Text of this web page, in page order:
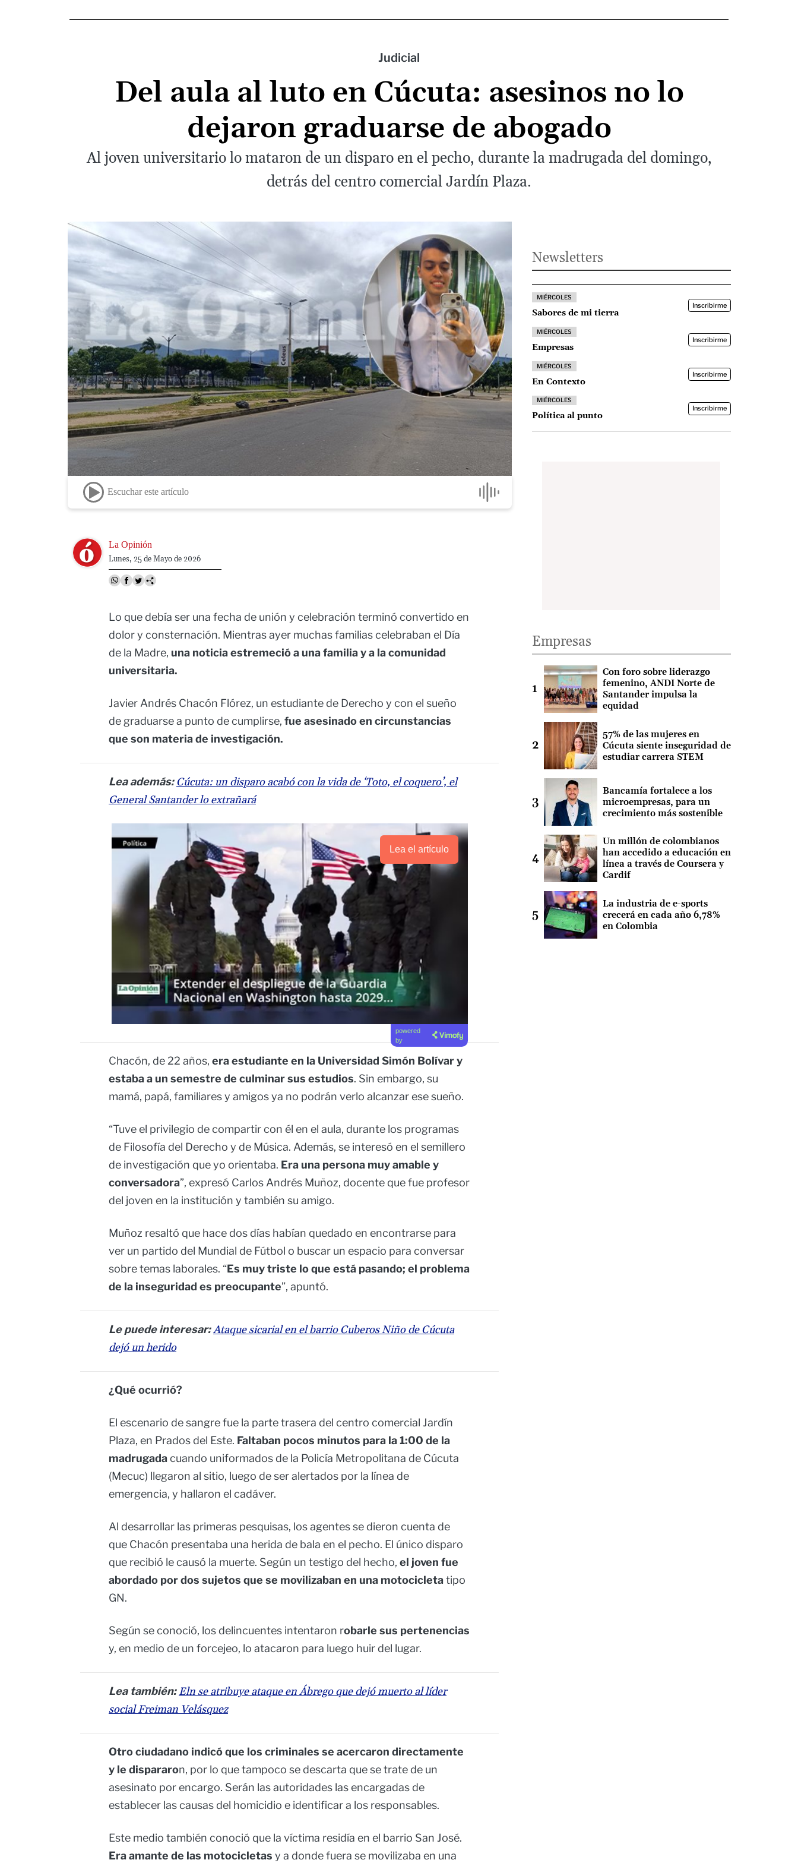
Judicial
Del aula al luto en Cúcuta: asesinos no lo
dejaron graduarse de abogado
Al joven universitario lo mataron de un disparo en el pecho, durante la madrugada del domingo,
detrás del centro comercial Jardín Plaza.
Escuchar este artículo
Image La Opinión
Lunes, 25 de Mayo de 2026
Lo que debía ser una fecha de unión y celebración terminó convertido en
dolor y consternación. Mientras ayer muchas familias celebraban el Día
de la Madre, una noticia estremeció a una familia y a la comunidad
universitaria.
Javier Andrés Chacón Flórez, un estudiante de Derecho y con el sueño
de graduarse a punto de cumplirse, fue asesinado en circunstancias
que son materia de investigación.
Lea además:Cúcuta: un disparo acabó con la vida de ‘Toto, el coquero’, el
General Santander lo extrañará
Lea el artículo
powered
by
Chacón, de 22 años, era estudiante en la Universidad Simón Bolívar y
estaba a un semestre de culminar sus estudios. Sin embargo, su
mamá, papá, familiares y amigos ya no podrán verlo alcanzar ese sueño.
“Tuve el privilegio de compartir con él en el aula, durante los programas
de Filosofía del Derecho y de Música. Además, se interesó en el semillero
de investigación que yo orientaba. Era una persona muy amable y
conversadora”, expresó Carlos Andrés Muñoz, docente que fue profesor
del joven en la institución y también su amigo.
Muñoz resaltó que hace dos días habían quedado en encontrarse para
ver un partido del Mundial de Fútbol o buscar un espacio para conversar
sobre temas laborales. “Es muy triste lo que está pasando; el problema
de la inseguridad es preocupante”, apuntó.
Le puede interesar:Ataque sicarial en el barrio Cuberos Niño de Cúcuta
dejó un herido
¿Qué ocurrió?
El escenario de sangre fue la parte trasera del centro comercial Jardín
Plaza, en Prados del Este. Faltaban pocos minutos para la 1:00 de la
madrugadacuando uniformados de la Policía Metropolitana de Cúcuta
(Mecuc) llegaron al sitio, luego de ser alertados por la línea de
emergencia, y hallaron el cadáver.
Al desarrollar las primeras pesquisas, los agentes se dieron cuenta de
que Chacón presentaba una herida de bala en el pecho. El único disparo
que recibió le causó la muerte. Según un testigo del hecho, el joven fue
abordado por dos sujetos que se movilizaban en una motocicletatipo
GN.
Según se conoció, los delincuentes intentaron robarle sus pertenencias
y, en medio de un forcejeo, lo atacaron para luego huir del lugar.
Lea también:Eln se atribuye ataque en Ábrego que dejó muerto al líder
social Freiman Velásquez
Otro ciudadano indicó que los criminales se acercaron directamente
y le dispararon, por lo que tampoco se descarta que se trate de un
asesinato por encargo. Serán las autoridades las encargadas de
establecer las causas del homicidio e identificar a los responsables.
Este medio también conoció que la víctima residía en el barrio San José.
Era amante de las motocicletas y a donde fuera se movilizaba en una
Newsletters
MIÉRCOLES
Sabores de mi tierra
Inscribirme
MIÉRCOLES
Empresas
Inscribirme
MIÉRCOLES
En Contexto
Inscribirme
MIÉRCOLES
Política al punto
Inscribirme
Empresas
Con foro sobre liderazgo
femenino, ANDI Norte de
Santander impulsa la
equidad
57% de las mujeres en
Cúcuta siente inseguridad de
estudiar carrera STEM
Bancamía fortalece a los
microempresas, para un
crecimiento más sostenible
Un millón de colombianos
han accedido a educación en
línea a través de Coursera y
Cardif
La industria de e-sports
crecerá en cada año 6,78%
en Colombia